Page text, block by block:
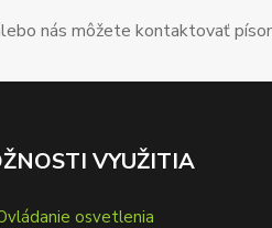
nás môžete kontaktovať
VYUŽITIA
osvetlenia